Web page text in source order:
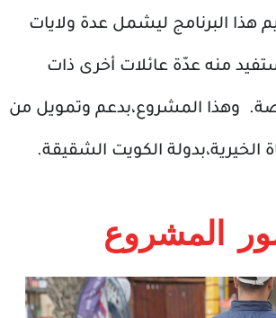
هذا البرنامج ليشمل عدة ولايات
منه عدّة عائلات أخرى ذات
وهذا المشروع،بدعم وتمويل من
الخيرية،بدولة الكويت الشقيقة.
المشروع